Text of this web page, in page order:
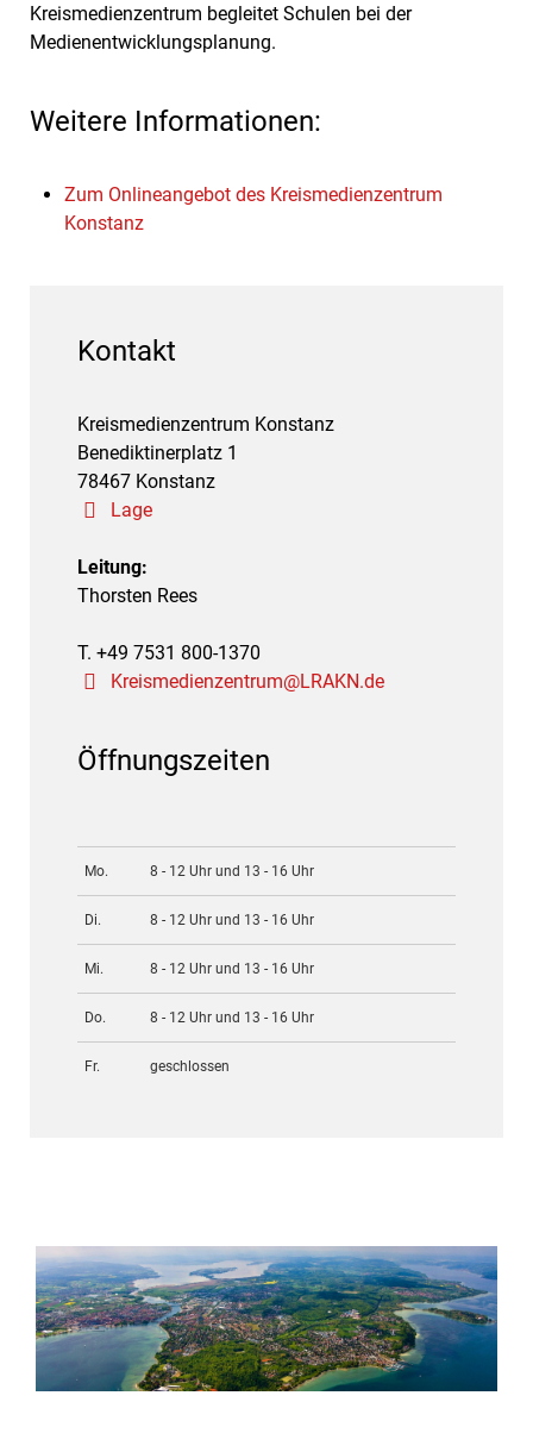
Kreismedienzentrum begleitet Schulen bei der
Medienentwicklungsplanung.
Weitere Informationen:
Zum Onlineangebot des Kreismedienzentrum
Konstanz
Kontakt
Kreismedienzentrum Konstanz
Benediktinerplatz 1
78467 Konstanz
Lage
Leitung:
Thorsten Rees
T. +49 7531 800-1370
Kreismedienzentrum@LRAKN.de
Öffnungszeiten
Mo. 8 - 12 Uhr und 13 - 16 Uhr
Di. 8 - 12 Uhr und 13 - 16 Uhr
Mi. 8 - 12 Uhr und 13 - 16 Uhr
Do. 8 - 12 Uhr und 13 - 16 Uhr
Fr. geschlossen